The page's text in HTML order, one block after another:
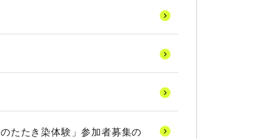
たたき染体験」参加者募集の